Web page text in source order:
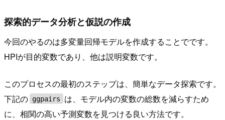
探索的データ分析と仮説の作成
今回のやるのは多変量回帰モデルを作成することでです。
HPIが目的変数であり、他は説明変数です。
このプロセスの最初のステップは、簡単なデータ探索です。
下記の ggpairs
は、モデル内の変数の総数を減らすため
に、相関の高い予測変数を見つける良い方法です。